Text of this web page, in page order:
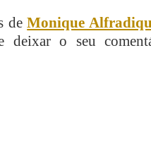
deMonique
deixar o seu